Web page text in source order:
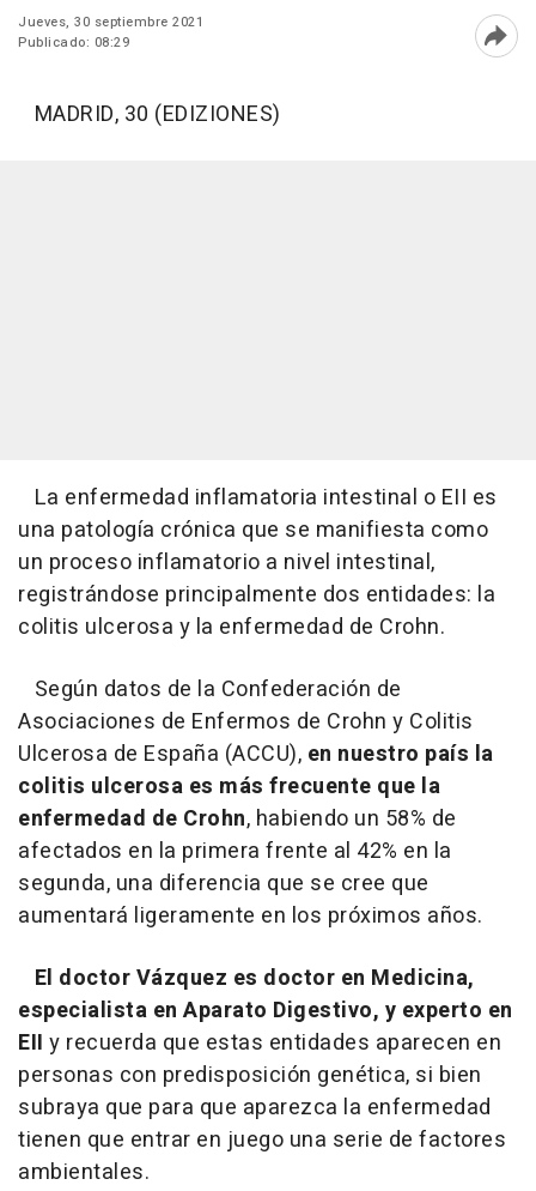
Jueves, 30 septiembre 2021
Publicado: 08:29
MADRID, 30 (EDIZIONES)
La enfermedad inflamatoria intestinal o EII es
una patología crónica que se manifiesta como
un proceso inflamatorio a nivel intestinal,
registrándose principalmente dos entidades: la
colitis ulcerosa y la enfermedad de Crohn.
Según datos de la Confederación de
Asociaciones de Enfermos de Crohn y Colitis
Ulcerosa de España (ACCU), en nuestro país la
colitis ulcerosa es más frecuente que la
enfermedad de Crohn, habiendo un 58% de
afectados en la primera frente al 42% en la
segunda, una diferencia que se cree que
aumentará ligeramente en los próximos años.
El doctor Vázquez es doctor en Medicina,
especialista en Aparato Digestivo, y experto en
EII y recuerda que estas entidades aparecen en
personas con predisposición genética, si bien
subraya que para que aparezca la enfermedad
tienen que entrar en juego una serie de factores
ambientales.